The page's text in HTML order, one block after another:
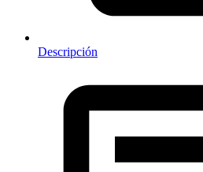
Descripción